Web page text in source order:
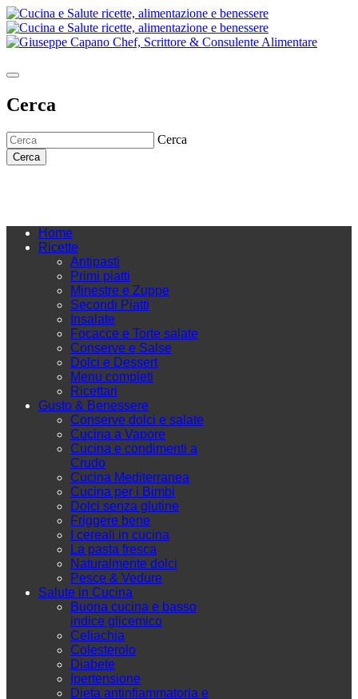
Cerca
Cerca
Cerca
Home
Ricette
Antipasti
Primi piatti
Minestre e Zuppe
Secondi Piatti
Insalate
Focacce e Torte salate
Conserve e Salse
Dolci e Dessert
Menu completi
Ricettari
Gusto & Benessere
Conserve dolci e salate
Cucina a Vapore
Cucina e condimenti a
Crudo
Cucina Mediterranea
Cucina per i Bimbi
Dolci senza glutine
Friggere bene
I cereali in cucina
La pasta fresca
Naturalmente dolci
Pesce & Vedure
Salute in Cucina
Buona cucina e basso
indice glicemico
Celiachia
Colesterolo
Diabete
Ipertensione
Dieta antinfiammatoria e